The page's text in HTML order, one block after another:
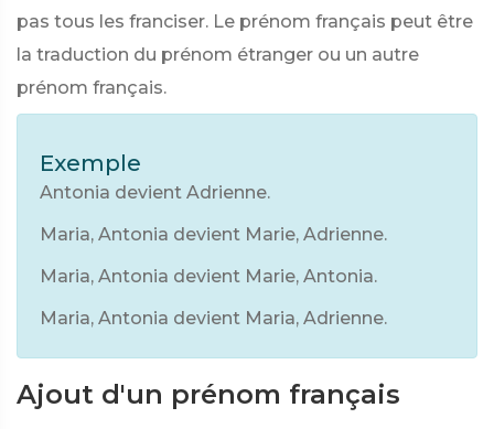
pas tous les franciser. Le prénom français peut être
la traduction du prénom étranger ou un autre
prénom français.
Exemple
Antonia devient Adrienne.
Maria, Antonia devient Marie, Adrienne.
Maria, Antonia devient Marie, Antonia.
Maria, Antonia devient Maria, Adrienne.
Ajout d'un prénom français